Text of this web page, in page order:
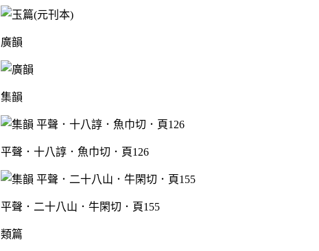
廣韻
集韻
平聲．十八諄．魚巾切．頁126
平聲．二十八山．牛閑切．頁155
類篇